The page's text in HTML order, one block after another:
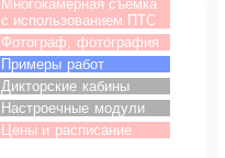
Многокамерная съемка
с использованием ПТС
Фотограф, фотография
Примеры работ
Дикторские кабины
Настроечные модули
Цены и расписание